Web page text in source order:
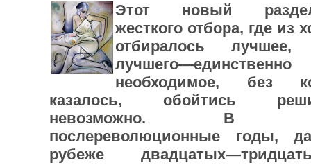
Этот новый
жесткого отбора, где из
отбиралось
лучшего—единственно
необходимое, без
казалось, обойтись
невозможно. В
послереволюционные годы,
рубеже